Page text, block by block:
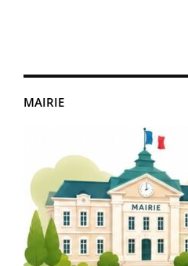
MAIRIE